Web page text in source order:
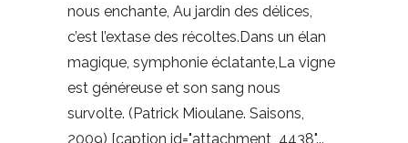
nous enchante, Au jardin des délices,
c’est l’extase des récoltes.Dans un élan
magique, symphonie éclatante,La vigne
est généreuse et son sang nous
survolte. (Patrick Mioulane. Saisons,
2009) [caption id="attachment_4438"